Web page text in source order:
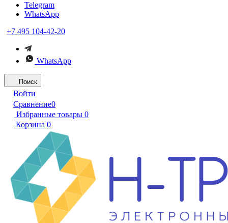
Telegram
WhatsApp
+7 495 104-42-20
WhatsApp
Поиск
Войти
Сравнение0
Избранные товары 0
Корзина 0